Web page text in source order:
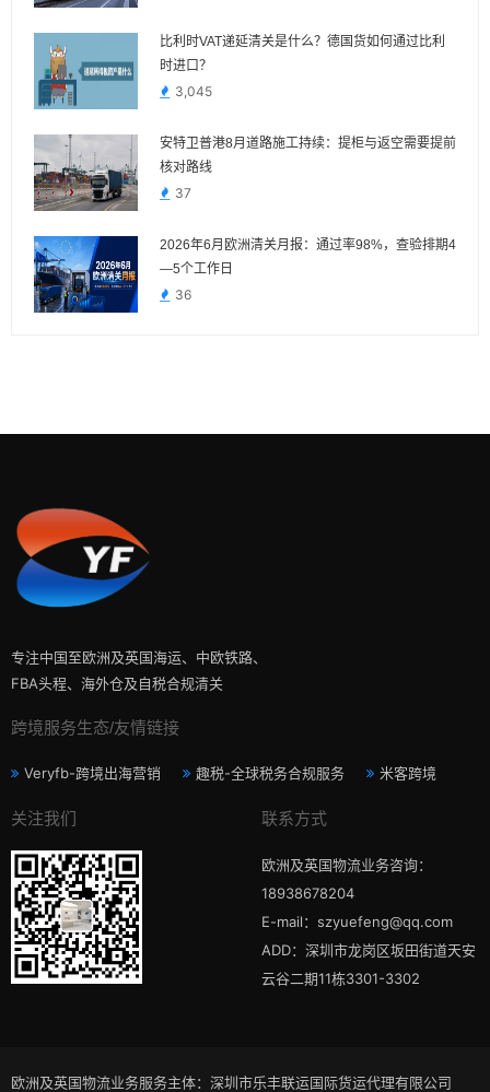
比利时VAT递延清关是什么？德国货如何通过比利
时进口？
3,045
安特卫普港8月道路施工持续：提柜与返空需要提前
核对路线
37
2026年6月欧洲清关月报：通过率98%，查验排期4
—5个工作日
36
专注中国至欧洲及英国海运、中欧铁路、
FBA头程、海外仓及自税合规清关
跨境服务生态/友情链接
Veryfb-跨境出海营销 趣税-全球税务合规服务 米客跨境
关注我们 联系方式
欧洲及英国物流业务咨询：
18938678204
E-mail：szyuefeng@qq.com
ADD：深圳市龙岗区坂田街道天安
云谷二期11栋3301-3302
欧洲及英国物流业务服务主体：深圳市乐丰联运国际货运代理有限公司